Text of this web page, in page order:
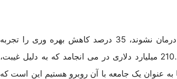
طبق داده های ارائه شده توسط انجمن روانپزشکی آمریکا، کارمندانی که مبتلا به افسردگی باشند و درمان نشوند، 35 درصد کاهش بهره وری را تجربه
میکنند. آمارها نشان داده است که در اقتصاد ایالات متحده این کاهش بهره وری در مجموع به ضرر 210.5 میلیارد دلاری در می انجامد که به دلیل غیبت،
عنوان یک جامعه با آن روبرو هستیم این است که